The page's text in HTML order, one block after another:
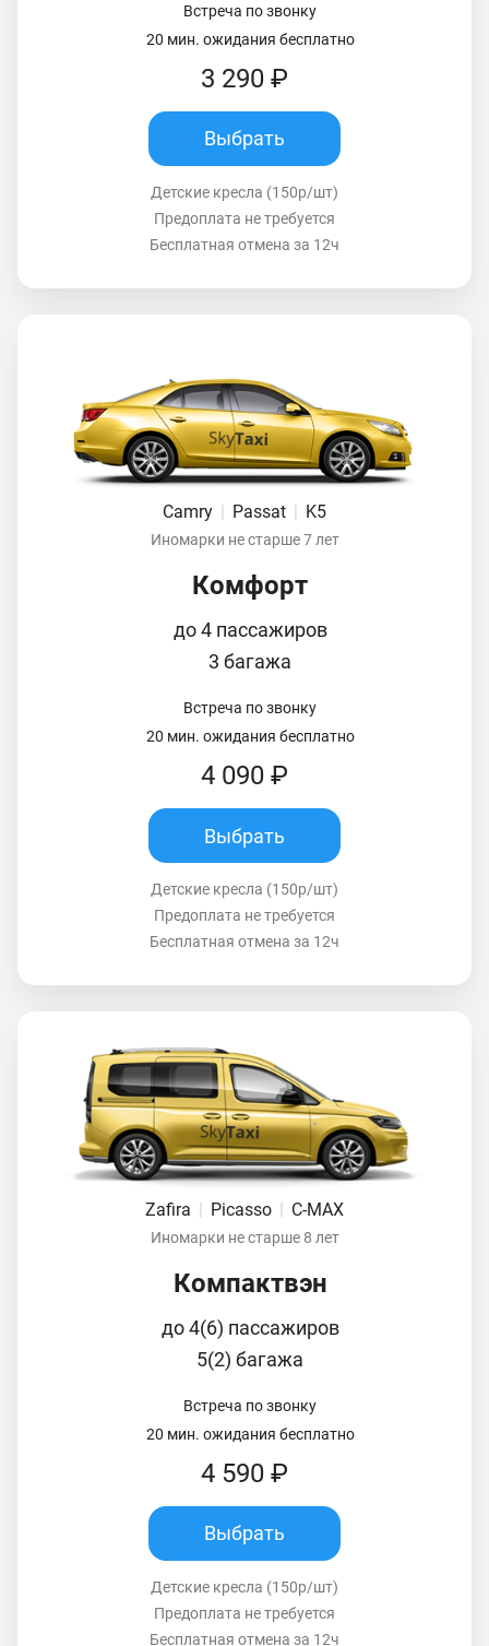
Встреча по звонку
20 мин. ожидания бесплатно
3 290 ₽
Выбрать
Детские кресла (150р/шт)
Предоплата не требуется
Бесплатная отмена за 12ч
Camry Passat K5
Иномарки не старше 7 лет
Комфорт
до 4 пассажиров
3 багажа
Встреча по звонку
20 мин. ожидания бесплатно
4 090 ₽
Выбрать
Детские кресла (150р/шт)
Предоплата не требуется
Бесплатная отмена за 12ч
Zafira | Picasso | C-MAX
Иномарки не старше 8 лет
Компактвэн
до 4(6) пассажиров
5(2) багажа
Встреча по звонку
20 мин. ожидания бесплатно
4 590 ₽
Выбрать
Детские кресла (150р/шт)
Предоплата не требуется
Бесплатная отмена за 12ч